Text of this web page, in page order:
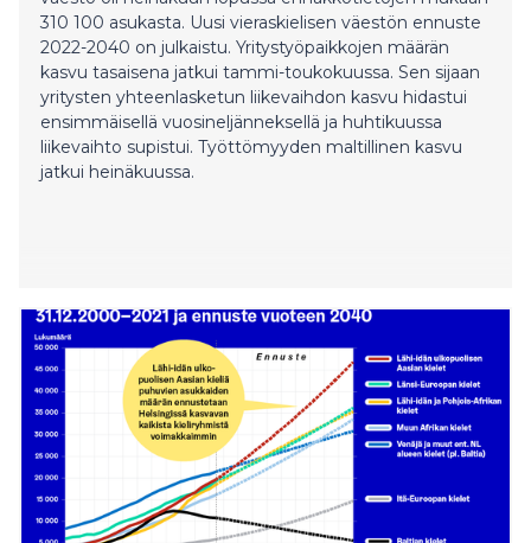
310 100 asukasta. Uusi vieraskielisen väestön ennuste
2022-2040 on julkaistu. Yritystyöpaikkojen määrän
kasvu tasaisena jatkui tammi-toukokuussa. Sen sijaan
yritysten yhteenlasketun liikevaihdon kasvu hidastui
ensimmäisellä vuosineljänneksellä ja huhtikuussa
liikevaihto supistui. Työttömyyden maltillinen kasvu
jatkui heinäkuussa.